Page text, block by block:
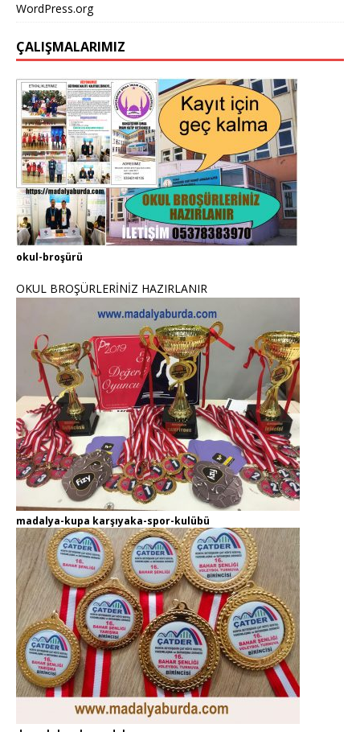
WordPress.org
ÇALIŞMALARIMIZ
okul-broşürü
OKUL BROŞÜRLERİNİZ HAZIRLANIR
madalya-kupa karşıyaka-spor-kulübü